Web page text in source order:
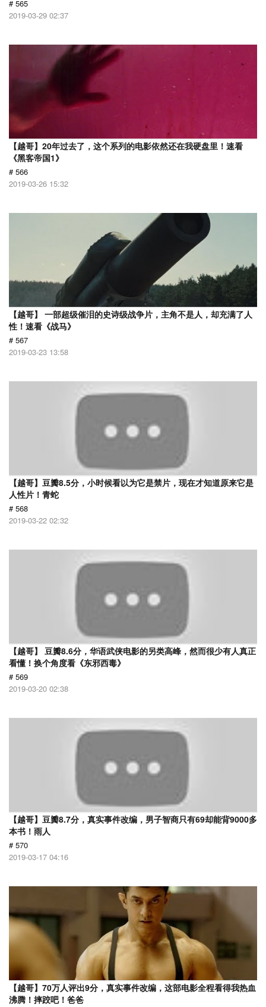
# 565
2019-03-29 02:37
【越哥】20年过去了，这个系列的电影依然还在我硬盘里！速看
《黑客帝国1》
# 566
2019-03-26 15:32
【越哥】 一部超级催泪的史诗级战争片，主角不是人，却充满了人
性！速看《战马》
# 567
2019-03-23 13:58
【越哥】豆瓣8.5分，小时候看以为它是禁片，现在才知道原来它是
人性片！青蛇
# 568
2019-03-22 02:32
【越哥】 豆瓣8.6分，华语武侠电影的另类高峰，然而很少有人真正
看懂！换个角度看《东邪西毒》
# 569
2019-03-20 02:38
【越哥】豆瓣8.7分，真实事件改编，男子智商只有69却能背9000多
本书！雨人
# 570
2019-03-17 04:16
【越哥】70万人评出9分，真实事件改编，这部电影全程看得我热血
沸腾！摔跤吧！爸爸